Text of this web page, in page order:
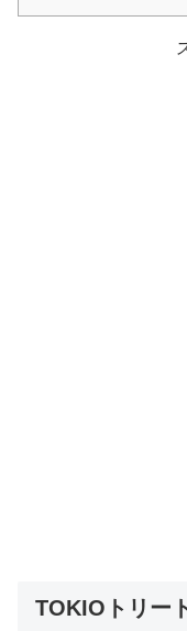
TOKIOトリー